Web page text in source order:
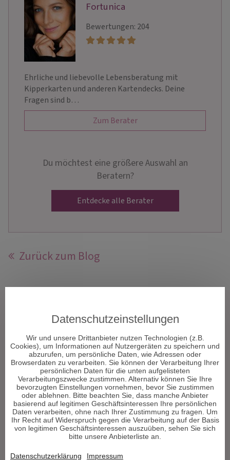
Fortunica
Bewertungen: 204
Ehrliche und liebevolle Lebensberatung mit
Kipperkarten und anderen Kartendecks. Deine
Fragen sind b…
Zum Berater
Du möchtest eine größere Auswahl an
Beratern?
Entdecke alle Berater
Zurück zum Blog
Tarot & Kartenlegen
Astrologie & Horoskope
Medium & Channeling
Psych. Lebensberatung
Liebe & Partnerschaft
Beruf & Karriere
Sonstige Bereiche
Berater werden
Impressum
Datenschutzeinstellungen
Wir und unsere Drittanbieter nutzen Technologien (z.B.
Cookies), um Informationen auf Nutzergeräten zu speichern und
abzurufen, um persönliche Daten, wie Adressen oder
Browserdaten zu verarbeiten. Sie können der Verarbeitung Ihrer
persönlichen Daten für die unten aufgelisteten
Verarbeitungszwecke zustimmen. Alternativ können Sie Ihre
bevorzugten Einstellungen vornehmen, bevor Sie zustimmen
oder ablehnen. Bitte beachten Sie, dass manche Anbieter
basierend auf legitimen Geschäftsinteressen Ihre persönlichen
Daten verarbeiten, ohne nach Ihrer Zustimmung zu fragen. Um
Ihr Recht auf Widerspruch gegen die Verarbeitung auf der Basis
von legitimen Geschäftsinteressen auszuüben, sehen Sie sich
bitte unsere Anbieterliste an.
Datenschutzerklärung Impressum